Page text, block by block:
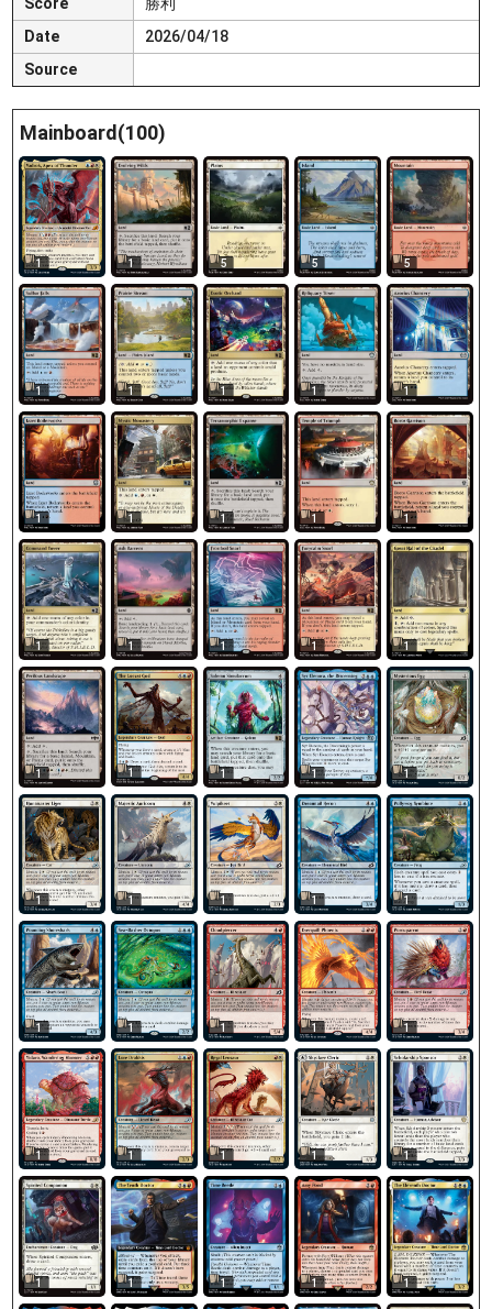
Date
2026/04/18
Source
Mainboard(100)
1 1 5 5 5
1 1 1 1 1
1 1 1 1 1
1 1 1 1 1
1 1 1 1 1
1 1 1 1 1
1 1 1 1 1
1 1 1 1 1
1 1 1 1 1